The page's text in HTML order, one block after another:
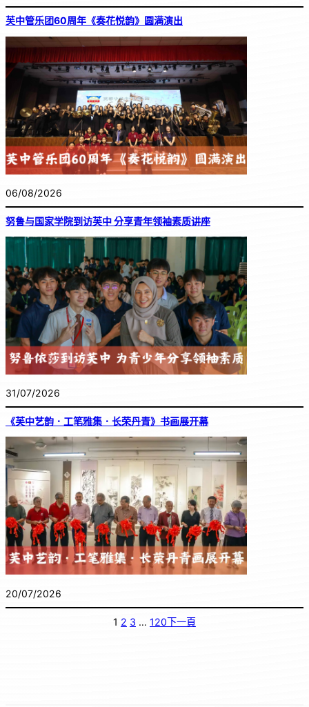
芙中管乐团60周年《奏花悦韵》圆满演出
06/08/2026
努鲁与国家学院到访芙中 分享青年领袖素质讲座
31/07/2026
《芙中艺韵．工笔雅集．长荣丹青》书画展开幕
20/07/2026
1 2 3 … 120下一頁